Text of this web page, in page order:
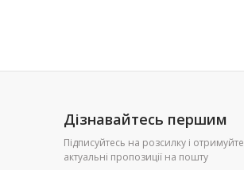
Дізнавайтесь першим
Підписуйтесь на розсилку і отримуйте
актуальні пропозиції на пошту